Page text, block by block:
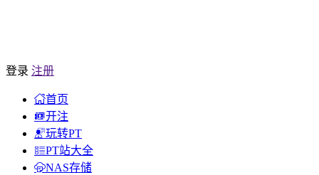
登录 注册
首页
开注
玩转PT
PT站大全
NAS存储